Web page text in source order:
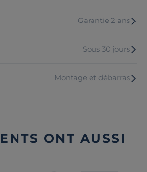
Garantie 2 ans
Sous 30 jours
Montage et débarras
ONT AUSSI